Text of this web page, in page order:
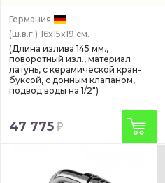
Германия
(ш.в.г.) 16x15x19 см.
(Длина излива 145 мм.,
поворотный изл., материал
латунь, с керамической кран-
буксой, с донным клапаном,
подвод воды на 1/2")
47 775